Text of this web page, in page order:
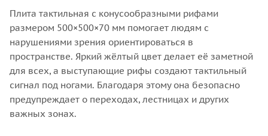
Плита тактильная с конусообразными рифами
размером 500×500×70 мм помогает людям с
нарушениями зрения ориентироваться в
пространстве. Яркий жёлтый цвет делает её заметной
для всех, а выступающие рифы создают тактильный
сигнал под ногами. Благодаря этому она безопасно
предупреждает о переходах, лестницах и других
важных зонах.